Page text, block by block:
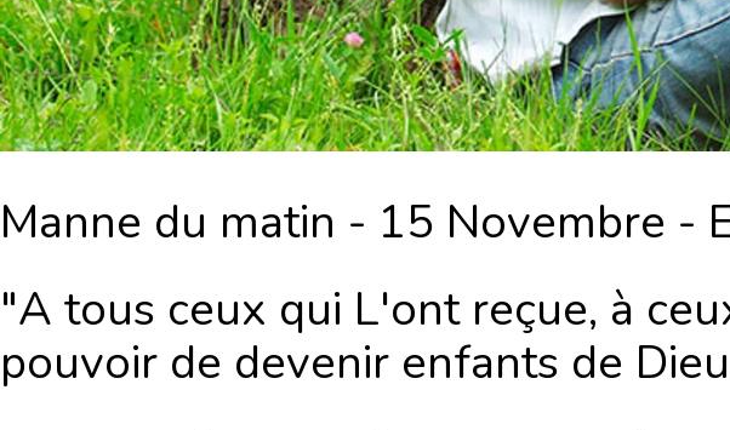
Manne du matin - 15 Novembre -
"A tous ceux qui L'ont reçue, à
pouvoir de devenir enfants de